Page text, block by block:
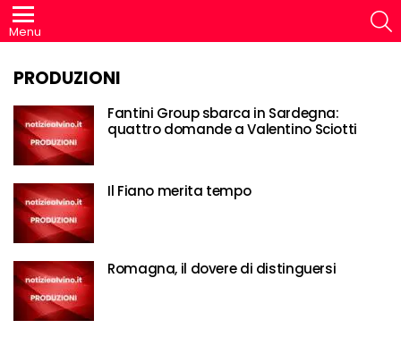
Menu
PRODUZIONI
Fantini Group sbarca in Sardegna:
quattro domande a Valentino Sciotti
Il Fiano merita tempo
Romagna, il dovere di distinguersi